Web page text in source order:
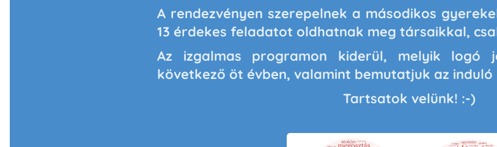
A rendezvényen szerepelnek a másodikos
13 érdekes feladatot oldhatnak meg társaikkal,
Az izgalmas programon kiderül, melyik logó
következő öt évben, valamint bemutatjuk az
Tartsatok velünk! :-)